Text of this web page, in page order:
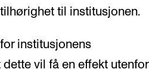
til institusjonen.
institusjonens
vil få en effekt utenfor